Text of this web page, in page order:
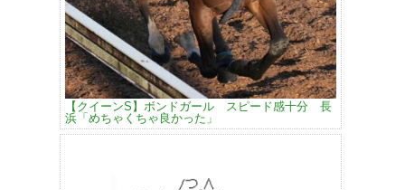
【クイーンS】ボンドガール スピード感十分 長
浜「めちゃくちゃ良かった」